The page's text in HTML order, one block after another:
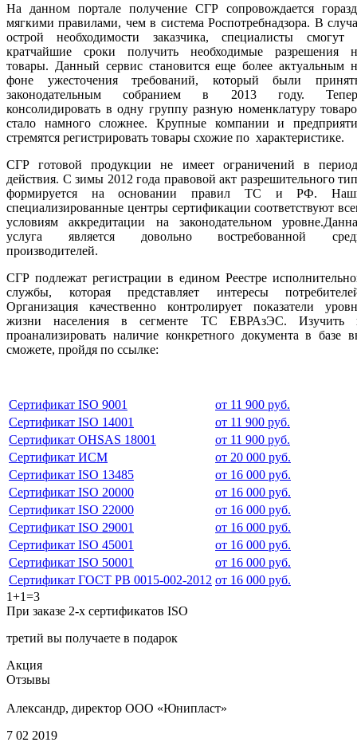
На данном портале получение СГР сопровождается
мягкими правилами, чем в система Роспотребнадзора. В
острой необходимости заказчика, специалисты смогут
кратчайшие сроки получить необходимые разрешения
товары. Данный сервис становится еще более актуальным
фоне ужесточения требований, который были
законодательным собранием в 2013 году.
консолидировать в одну группу разную номенклатуру
стало намного сложнее. Крупные компании и
стремятся регистрировать товары схожие по характеристике.
СГР готовой продукции не имеет ограничений в
действия. С зимы 2012 года правовой акт разрешительного
формируется на основании правил ТС и РФ.
специализированные центры сертификации соответствуют
условиям аккредитации на законодательном
услуга является довольно востребованной
производителей.
СГР подлежат регистрации в едином Реестре
службы, которая представляет интересы
Организация качественно контролирует показатели
жизни населения в сегменте ТС ЕВРАзЭС. Изучить
проанализировать наличие конкретного документа в базе
сможете, пройдя по ссылке:
Сертификат ISO 9001
от 11 900 руб.
Сертификат ISO 14001
от 11 900 руб.
Сертификат OHSAS 18001
от 11 900 руб.
Сертификат ИСМ
от 20 000 руб.
Сертификат ISO 13485
от 16 000 руб.
Сертификат ISO 20000
от 16 000 руб.
Сертификат ISO 22000
от 16 000 руб.
Сертификат ISO 29001
от 16 000 руб.
Сертификат ISO 45001
от 16 000 руб.
Сертификат ISO 50001
от 16 000 руб.
Сертификат ГОСТ РВ 0015-002-2012 от 16 000 руб.
1+1=3
При заказе 2-х сертификатов ISO
третий вы получаете в подарок
Акция
Отзывы
Александр, директор ООО «Юнипласт»
7 02 2019